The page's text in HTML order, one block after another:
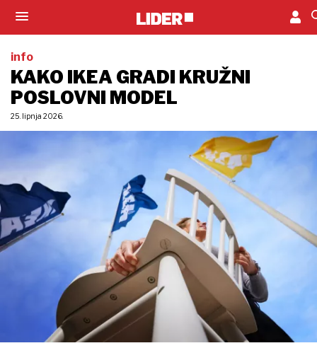
info
KAKO IKEA GRADI KRUŽNI
POSLOVNI MODEL
25. lipnja 2026.